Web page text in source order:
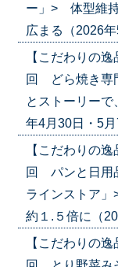
ー」> 体型維
広まる（2026
【こだわりの
回 どら焼き専
とストーリー
年4月30日・5
【こだわりの
回 パンと日用
ラインストア
約１.５倍に（
【こだわりの